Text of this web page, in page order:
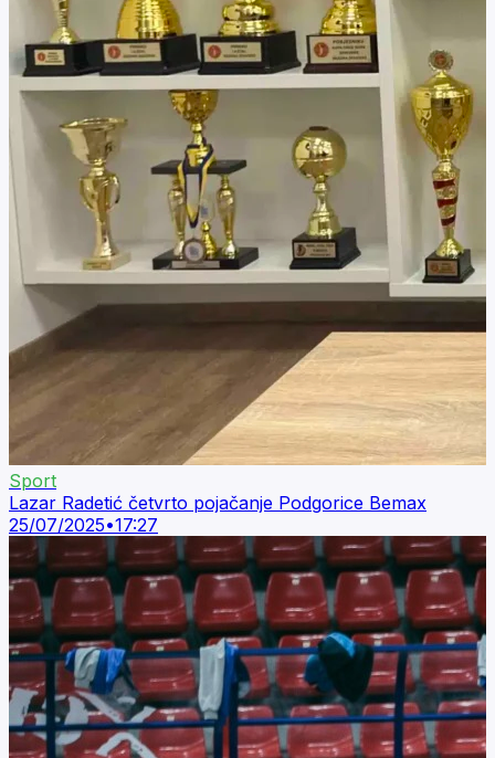
Sport
Lazar Radetić četvrto pojačanje Podgorice Bemax
25/07/2025•17:27